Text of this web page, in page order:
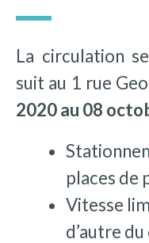
La circulation
suit au 1 rue
2020 au 08
places de
Vitesse
d’autre